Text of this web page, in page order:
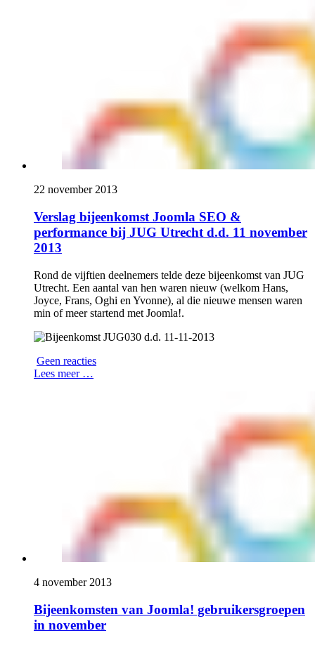
22 november 2013
Verslag bijeenkomst Joomla SEO &
performance bij JUG Utrecht d.d. 11 november
2013
Rond de vijftien deelnemers telde deze bijeenkomst van JUG
Utrecht. Een aantal van hen waren nieuw (welkom Hans,
Joyce, Frans, Oghi en Yvonne), al die nieuwe mensen waren
min of meer startend met Joomla!.
Geen reacties
Lees meer …
4 november 2013
Bijeenkomsten van Joomla! gebruikersgroepen
in november